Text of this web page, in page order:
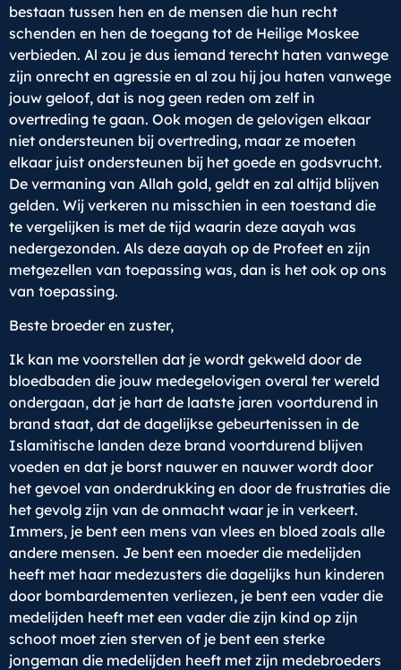
bestaan tussen hen en de mensen die hun recht
schenden en hen de toegang tot de Heilige Moskee
verbieden. Al zou je dus iemand terecht haten vanwege
zijn onrecht en agressie en al zou hij jou haten vanwege
jouw geloof, dat is nog geen reden om zelf in
overtreding te gaan. Ook mogen de gelovigen elkaar
niet ondersteunen bij overtreding, maar ze moeten
elkaar juist ondersteunen bij het goede en godsvrucht.
De vermaning van Allah gold, geldt en zal altijd blijven
gelden. Wij verkeren nu misschien in een toestand die
te vergelijken is met de tijd waarin deze aayah was
nedergezonden. Als deze aayah op de Profeet en zijn
metgezellen van toepassing was, dan is het ook op ons
van toepassing.
Beste broeder en zuster,
Ik kan me voorstellen dat je wordt gekweld door de
bloedbaden die jouw medegelovigen overal ter wereld
ondergaan, dat je hart de laatste jaren voortdurend in
brand staat, dat de dagelijkse gebeurtenissen in de
Islamitische landen deze brand voortdurend blijven
voeden en dat je borst nauwer en nauwer wordt door
het gevoel van onderdrukking en door de frustraties die
het gevolg zijn van de onmacht waar je in verkeert.
Immers, je bent een mens van vlees en bloed zoals alle
andere mensen. Je bent een moeder die medelijden
heeft met haar medezusters die dagelijks hun kinderen
door bombardementen verliezen, je bent een vader die
medelijden heeft met een vader die zijn kind op zijn
schoot moet zien sterven of je bent een sterke
jongeman die medelijden heeft met zijn medebroeders